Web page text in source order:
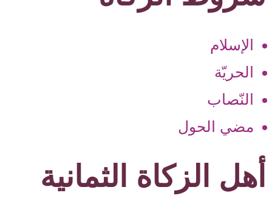
الإسلام
الحريّة
النّصاب
مضي الحول
أهل الزكاة الثمانية